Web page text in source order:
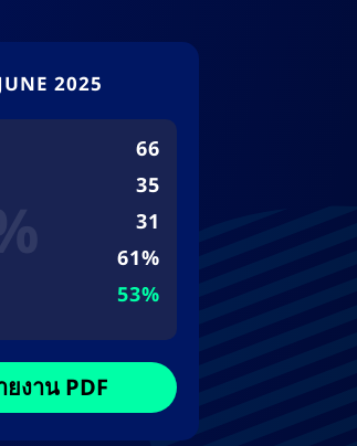
2025
66
35
31
61%
53%
งาน PDF